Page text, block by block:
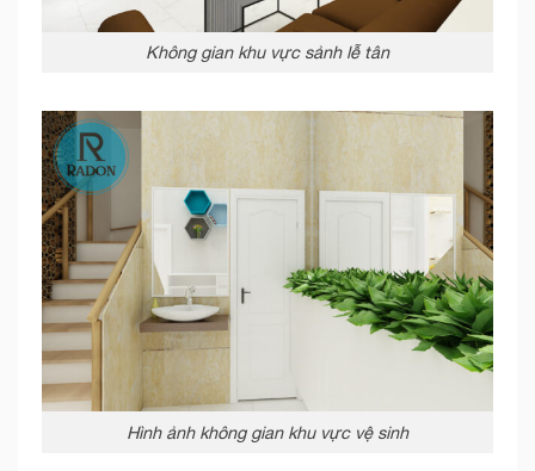
Không gian khu vực sảnh lễ tân
Hình ảnh không gian khu vực vệ sinh